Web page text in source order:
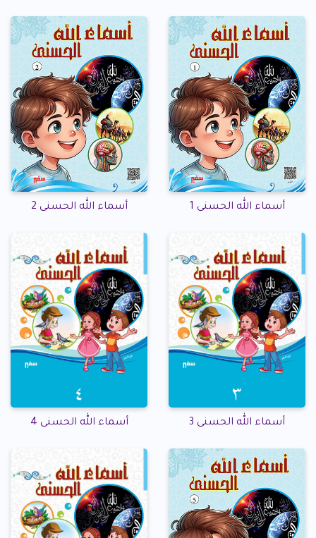
أسماء الله الحسنى 1 أسماء الله الحسنى 2
أسماء الله الحسنى 3 أسماء الله الحسنى 4